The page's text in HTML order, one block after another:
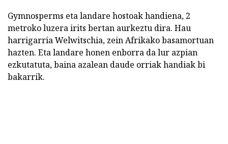
Gymnosperms eta landare hostoak handiena, 2
metroko luzera irits bertan aurkeztu dira. Hau
harrigarria Welwitschia, zein Afrikako basamortuan
hazten. Eta landare honen enborra da lur azpian
ezkutatuta, baina azalean daude orriak handiak bi
bakarrik.